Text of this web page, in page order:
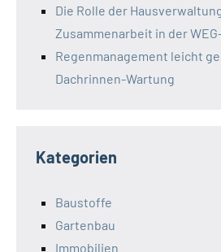
Die Rolle der
Zusammenarbeit in der
Regenmanagement leicht
Dachrinnen-Wartung
Kategorien
Baustoffe
Gartenbau
Immobilien